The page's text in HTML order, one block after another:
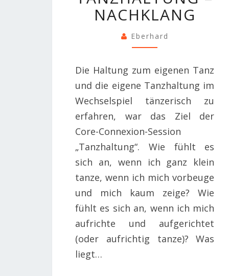
NACHKLANG
NACHKLANG
Eberhard
Die Haltung zum eigenen Tanz
und die eigene Tanzhaltung im
Wechselspiel tänzerisch zu
erfahren, war das Ziel der
Core-Connexion-Session
„Tanzhaltung“. Wie fühlt es
sich an, wenn ich ganz klein
tanze, wenn ich mich vorbeuge
und mich kaum zeige? Wie
fühlt es sich an, wenn ich mich
aufrichte und aufgerichtet
(oder aufrichtig tanze)? Was
liegt…